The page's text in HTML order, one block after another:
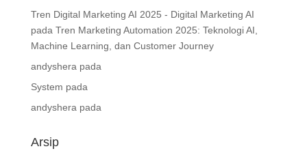
Tren Digital Marketing AI 2025 - Digital Marketing AI
pada Tren Marketing Automation 2025: Teknologi AI,
Machine Learning, dan Customer Journey
andyshera pada
System pada
andyshera pada
Arsip